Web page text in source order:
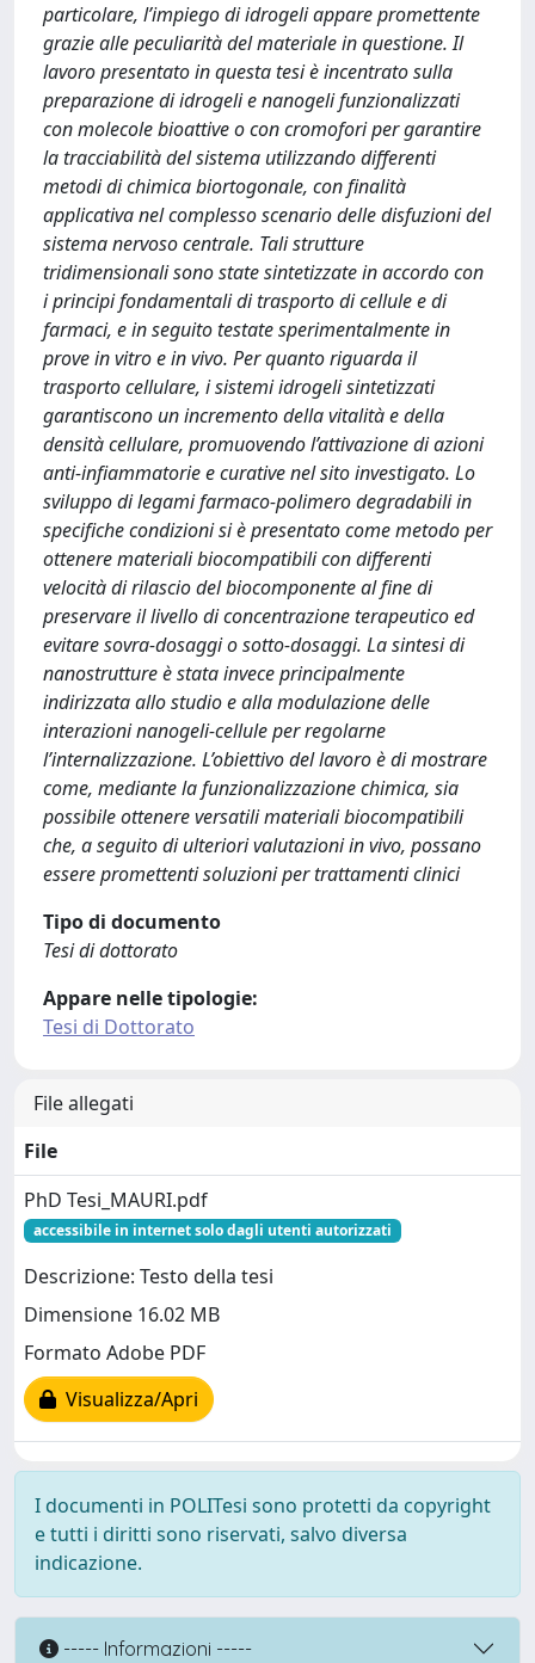
particolare, l’impiego di idrogeli appare promettente
grazie alle peculiarità del materiale in questione. Il
lavoro presentato in questa tesi è incentrato sulla
preparazione di idrogeli e nanogeli funzionalizzati
con molecole bioattive o con cromofori per garantire
la tracciabilità del sistema utilizzando differenti
metodi di chimica biortogonale, con finalità
applicativa nel complesso scenario delle disfuzioni del
sistema nervoso centrale. Tali strutture
tridimensionali sono state sintetizzate in accordo con
i principi fondamentali di trasporto di cellule e di
farmaci, e in seguito testate sperimentalmente in
prove in vitro e in vivo. Per quanto riguarda il
trasporto cellulare, i sistemi idrogeli sintetizzati
garantiscono un incremento della vitalità e della
densità cellulare, promuovendo l’attivazione di azioni
anti-infiammatorie e curative nel sito investigato. Lo
sviluppo di legami farmaco-polimero degradabili in
specifiche condizioni si è presentato come metodo per
ottenere materiali biocompatibili con differenti
velocità di rilascio del biocomponente al fine di
preservare il livello di concentrazione terapeutico ed
evitare sovra-dosaggi o sotto-dosaggi. La sintesi di
nanostrutture è stata invece principalmente
indirizzata allo studio e alla modulazione delle
interazioni nanogeli-cellule per regolarne
l’internalizzazione. L’obiettivo del lavoro è di mostrare
come, mediante la funzionalizzazione chimica, sia
possibile ottenere versatili materiali biocompatibili
che, a seguito di ulteriori valutazioni in vivo, possano
essere promettenti soluzioni per trattamenti clinici
Tipo di documento
Tesi di dottorato
Appare nelle tipologie:
Tesi di Dottorato
File allegati
File
PhD Tesi_MAURI.pdf
accessibile in internet solo dagli utenti autorizzati
Descrizione: Testo della tesi
Dimensione 16.02 MB
Formato Adobe PDF
Visualizza/Apri
I documenti in POLITesi sono protetti da copyright
e tutti i diritti sono riservati, salvo diversa
indicazione.
----- Informazioni -----